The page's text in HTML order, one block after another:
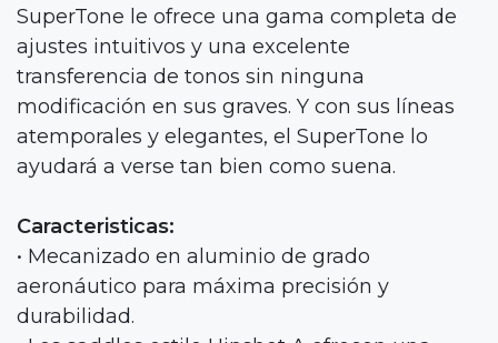
SuperTone le ofrece una gama completa de
ajustes intuitivos y una excelente
transferencia de tonos sin ninguna
modificación en sus graves. Y con sus líneas
atemporales y elegantes, el SuperTone lo
ayudará a verse tan bien como suena.
Caracteristicas:
• Mecanizado en aluminio de grado
aeronáutico para máxima precisión y
durabilidad.